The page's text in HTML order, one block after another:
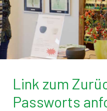
Link zum
Passworts